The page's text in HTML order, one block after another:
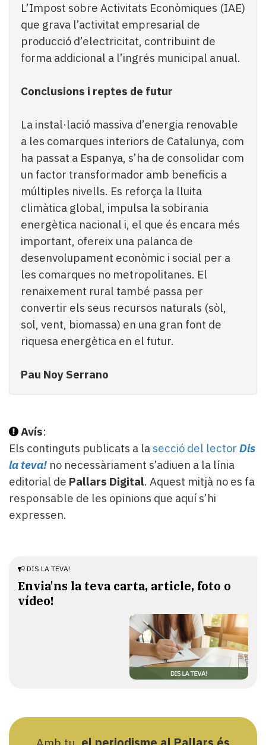
L’Impost sobre Activitats Econòmiques (IAE)
que grava l’activitat empresarial de
producció d’electricitat, contribuint de
forma addicional a l’ingrés municipal anual.
Conclusions i reptes de futur
La instal·lació massiva d’energia renovable
a les comarques interiors de Catalunya, com
ha passat a Espanya, s’ha de consolidar com
un factor transformador amb beneficis a
múltiples nivells. Es reforça la lluita
climàtica global, impulsa la sobirania
energètica nacional i, el que és encara més
important, ofereix una palanca de
desenvolupament econòmic i social per a
les comarques no metropolitanes. El
renaixement rural també passa per
convertir els seus recursos naturals (sòl,
sol, vent, biomassa) en una gran font de
riquesa energètica en el futur.
Pau Noy Serrano
Avís:
Els continguts publicats a la secció del lector Dis
la teva! no necessàriament s’adiuen a la línia
editorial de Pallars Digital. Aquest mitjà no es fa
responsable de les opinions que aquí s’hi
expressen.
DIS LA TEVA!
Envia'ns la teva carta, article, foto o
vídeo!